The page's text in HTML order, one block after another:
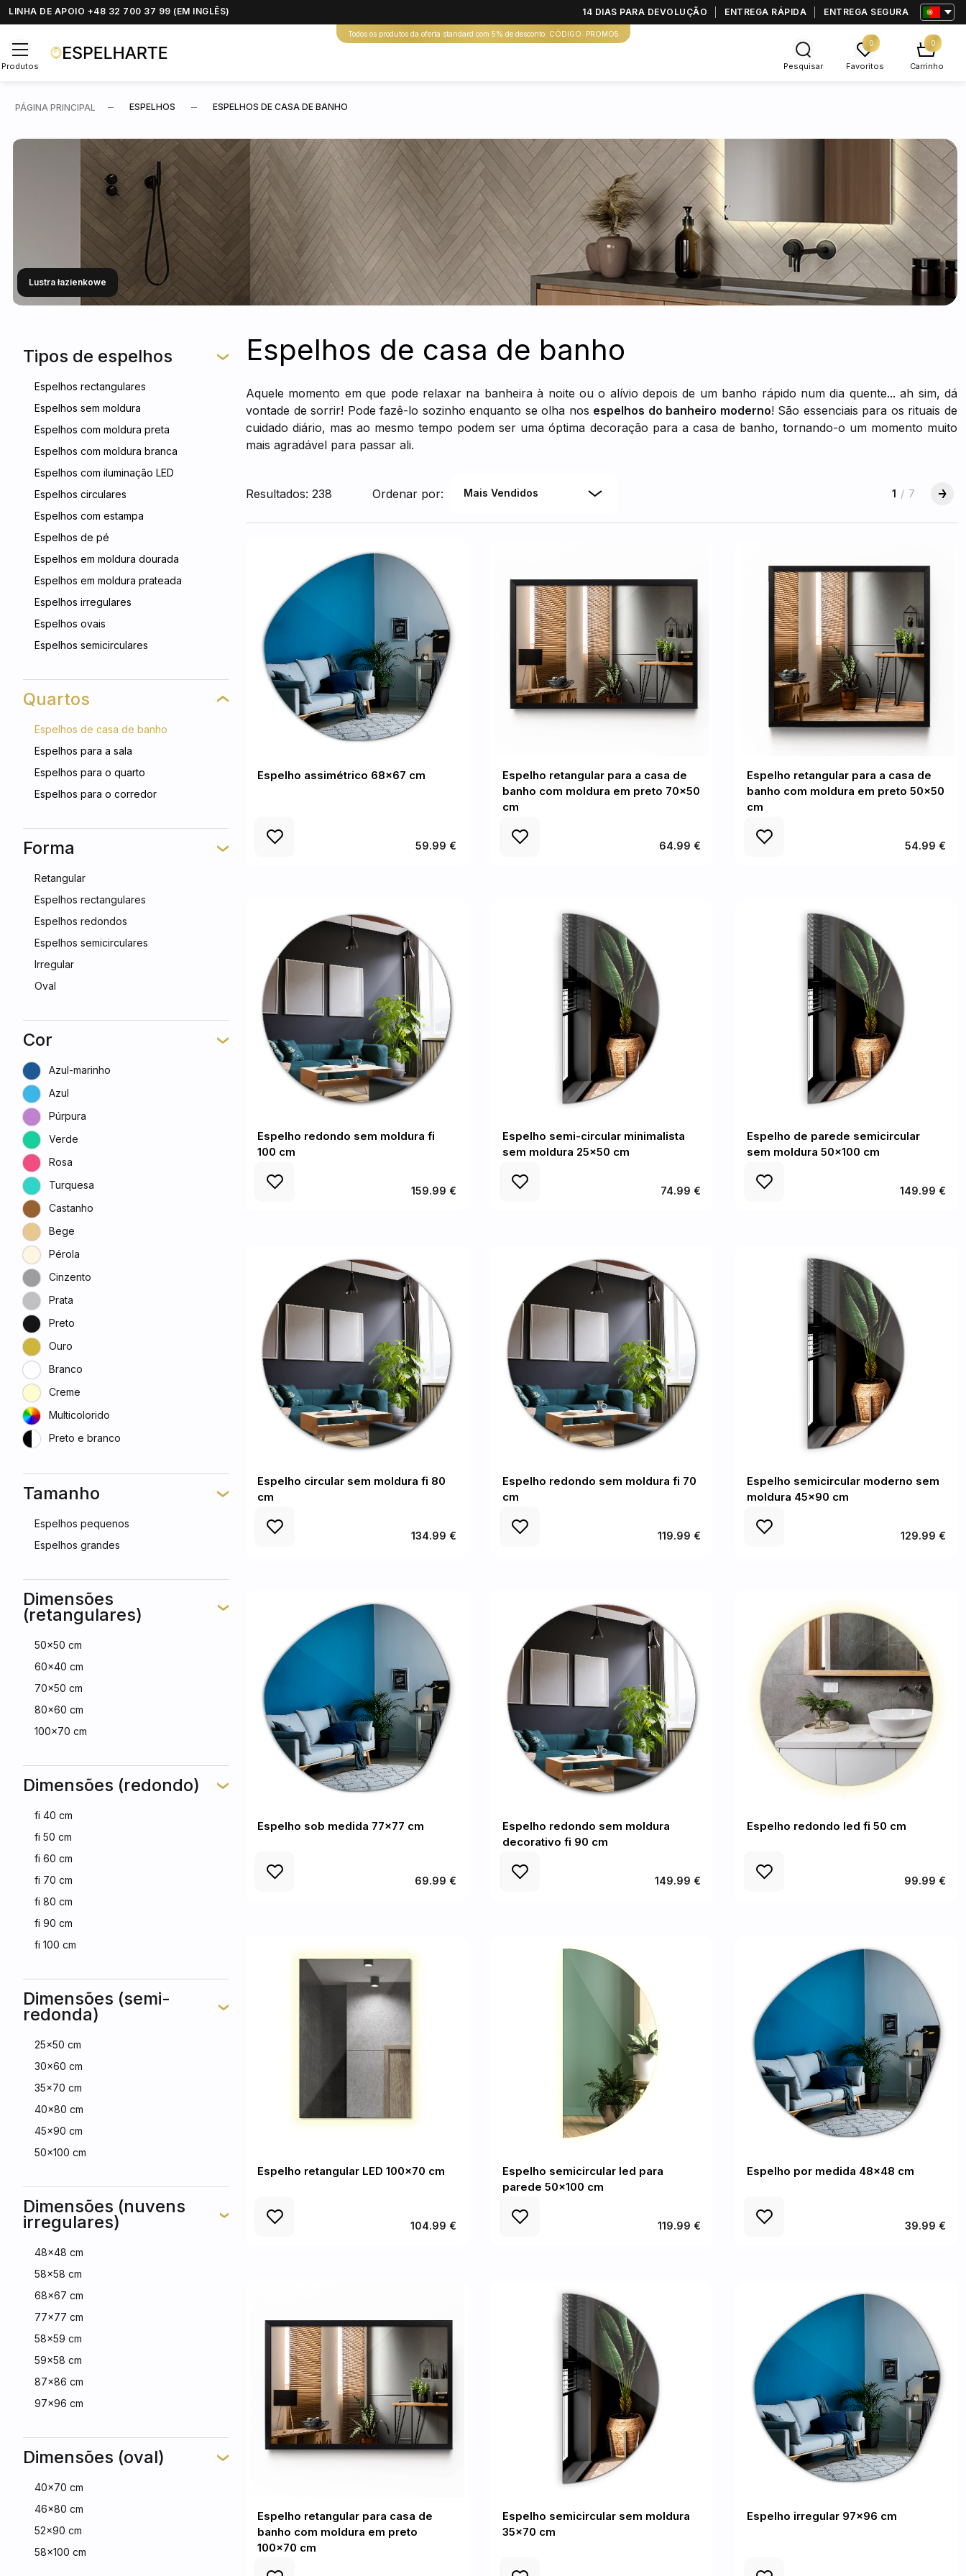
LINHA DE APOIO +48 32 700 37 99 (EM INGLÊS) 14 DIAS PARA DEVOLUÇÃO ENTREGA RÁPIDA ENTREGA SEGURA
Todos os produtos da oferta standard com 5% de desconto. CÓDIGO: PROMO5
Produtos Pesquisar
0
Favoritos
0
Carrinho
PÁGINA PRINCIPAL ESPELHOS ESPELHOS DE CASA DE BANHO
Lustra łazienkowe
Tipos de espelhos
Espelhos rectangulares
Espelhos sem moldura
Espelhos com moldura preta
Espelhos com moldura branca
Espelhos com iluminação LED
Espelhos circulares
Espelhos com estampa
Espelhos de pé
Espelhos em moldura dourada
Espelhos em moldura prateada
Espelhos irregulares
Espelhos ovais
Espelhos semicirculares
Quartos
Espelhos de casa de banho
Espelhos para a sala
Espelhos para o quarto
Espelhos para o corredor
Forma
Retangular
Espelhos rectangulares
Espelhos redondos
Espelhos semicirculares
Irregular
Oval
Cor
Azul-marinho
Azul
Púrpura
Verde
Rosa
Turquesa
Castanho
Bege
Pérola
Cinzento
Prata
Preto
Ouro
Branco
Creme
Multicolorido
Preto e branco
Tamanho
Espelhos pequenos
Espelhos grandes
Dimensões
(retangulares)
50x50 cm
60x40 cm
70x50 cm
80x60 cm
100x70 cm
Dimensões (redondo)
fi 40 cm
fi 50 cm
fi 60 cm
fi 70 cm
fi 80 cm
fi 90 cm
fi 100 cm
Dimensões (semi-
redonda)
25x50 cm
30x60 cm
35x70 cm
40x80 cm
45x90 cm
50x100 cm
Dimensões (nuvens
irregulares)
48x48 cm
58x58 cm
68x67 cm
77x77 cm
58x59 cm
59x58 cm
87x86 cm
97x96 cm
Dimensões (oval)
40x70 cm
46x80 cm
52x90 cm
58x100 cm
Espelhos de casa de banho
Aquele momento em que pode relaxar na banheira à noite ou o alívio depois de um banho rápido num dia quente... ah sim, dá
vontade de sorrir! Pode fazê-lo sozinho enquanto se olha nos espelhos do banheiro moderno! São essenciais para os rituais de
cuidado diário, mas ao mesmo tempo podem ser uma óptima decoração para a casa de banho, tornando-o um momento muito
mais agradável para passar ali.
Resultados: 238 Ordenar por: Mais Vendidos 1 / 7
Espelho assimétrico 68x67 cm
59.99 €
Espelho retangular para a casa de
banho com moldura em preto 70x50
cm
64.99 €
Espelho retangular para a casa de
banho com moldura em preto 50x50
cm
54.99 €
Espelho redondo sem moldura fi
100 cm
159.99 €
Espelho semi-circular minimalista
sem moldura 25x50 cm
74.99 €
Espelho de parede semicircular
sem moldura 50x100 cm
149.99 €
Espelho circular sem moldura fi 80
cm
134.99 €
Espelho redondo sem moldura fi 70
cm
119.99 €
Espelho semicircular moderno sem
moldura 45x90 cm
129.99 €
Espelho sob medida 77x77 cm
69.99 €
Espelho redondo sem moldura
decorativo fi 90 cm
149.99 €
Espelho redondo led fi 50 cm
99.99 €
Espelho retangular LED 100x70 cm
104.99 €
Espelho semicircular led para
parede 50x100 cm
119.99 €
Espelho por medida 48x48 cm
39.99 €
Espelho retangular para casa de
banho com moldura em preto
100x70 cm
Espelho semicircular sem moldura
35x70 cm
Espelho irregular 97x96 cm